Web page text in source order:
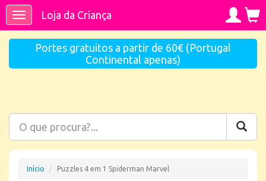
ToggleLoja da Criança
Portes gratuitos a partir de 60€ (Portugal
Continental apenas)
Início Puzzles 4 em 1 Spiderman Marvel